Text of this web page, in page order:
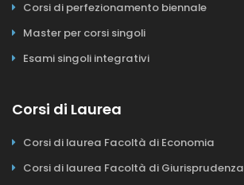
Corsi di perfezionamento biennale
Master per corsi singoli
Esami singoli integrativi
Corsi di Laurea
Corsi di laurea Facoltà di Economia
Corsi di laurea Facoltà di Giurisprudenza